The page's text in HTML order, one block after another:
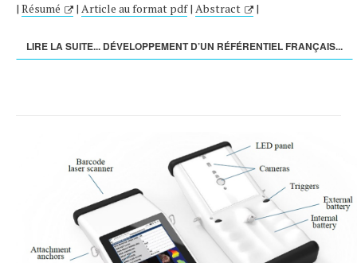
| Résumé | Article au format pdf| Abstract |
LIRE LA SUITE... DÉVELOPPEMENT D’UN RÉFÉRENTIEL FRANÇAIS...